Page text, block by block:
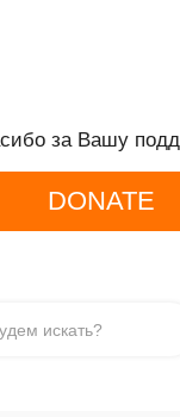
за Вашу
DONATE